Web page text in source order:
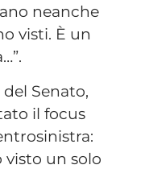
neanche
visti. È un
Senato,
il focus
visto un solo